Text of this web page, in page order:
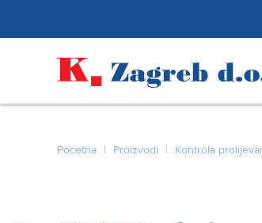
Početna | Proizvodi | Kontrola